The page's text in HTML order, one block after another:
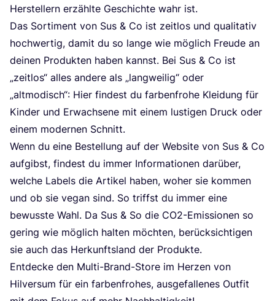
Her­stel­lern erzähl­te Geschich­te wahr ist.
Das Sor­ti­ment von Sus & Co ist zeit­los und qua­li­ta­tiv
hoch­wer­tig, damit du so lan­ge wie mög­lich Freu­de an
dei­nen Pro­duk­ten haben kannst. Bei Sus & Co ist
„zeit­los“ alles ande­re als „lang­wei­lig“ oder
„alt­mo­disch“: Hier fin­dest du far­ben­fro­he Klei­dung für
Kin­der und Erwach­se­ne mit einem lus­ti­gen Druck oder
einem moder­nen Schnitt.
Wenn du eine Bestel­lung auf der Web­site von Sus & Co
auf­gibst, fin­dest du immer Infor­ma­tio­nen dar­über,
wel­che Labels die Arti­kel haben, woher sie kom­men
und ob sie vegan sind. So triffst du immer eine
bewuss­te Wahl. Da Sus & So die CO2-Emis­sio­nen so
gering wie mög­lich hal­ten möch­ten, berück­sich­ti­gen
sie auch das Her­kunfts­land der Produkte.
Ent­de­cke den Mul­ti-Brand-Store im Her­zen von
Hil­ver­sum für ein far­ben­fro­hes, aus­ge­fal­le­nes Out­fit